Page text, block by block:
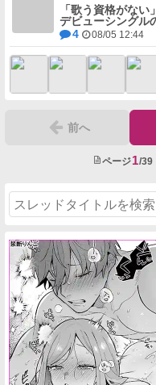
「歌う資格がな
デビューシングル
4
08/05 12:44
前へ
ページ1 /39